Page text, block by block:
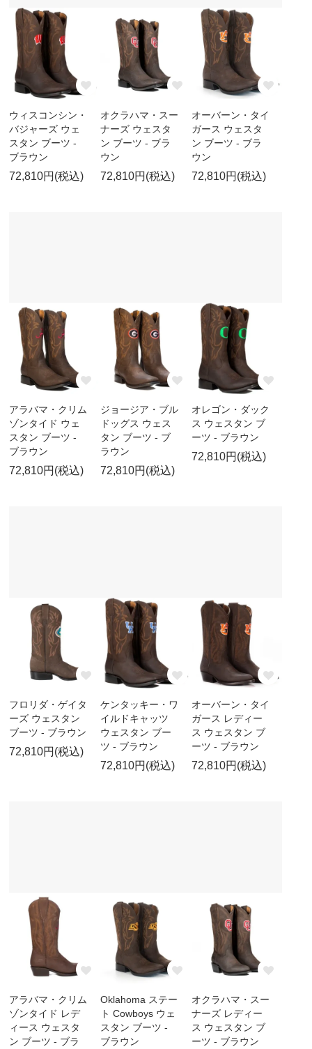
ウィスコンシン・
バジャーズ ウェ
スタン ブーツ -
ブラウン
72,810円(税込)
オクラハマ・スー
ナーズ ウェスタ
ン ブーツ - ブラ
ウン
72,810円(税込)
オーバーン・タイ
ガース ウェスタ
ン ブーツ - ブラ
ウン
72,810円(税込)
アラバマ・クリム
ゾンタイド ウェ
スタン ブーツ -
ブラウン
72,810円(税込)
ジョージア・ブル
ドッグス ウェス
タン ブーツ - ブ
ラウン
72,810円(税込)
オレゴン・ダック
ス ウェスタン ブ
ーツ - ブラウン
72,810円(税込)
フロリダ・ゲイタ
ーズ ウェスタン
ブーツ - ブラウン
72,810円(税込)
ケンタッキー・ワ
イルドキャッツ
ウェスタン ブー
ツ - ブラウン
72,810円(税込)
オーバーン・タイ
ガース レディー
ス ウェスタン ブ
ーツ - ブラウン
72,810円(税込)
アラバマ・クリム
ゾンタイド レデ
ィース ウェスタ
ン ブーツ - ブラ
Oklahoma ステー
ト Cowboys ウェ
スタン ブーツ -
ブラウン
オクラハマ・スー
ナーズ レディー
ス ウェスタン ブ
ーツ - ブラウン